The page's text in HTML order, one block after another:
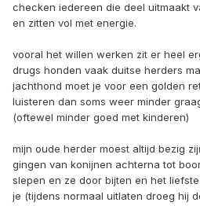
checken iedereen die deel uitmaakt
en zitten vol met energie.
vooral het willen werken zit er heel
drugs honden vaak duitse herders
jachthond moet je voor een golden
luisteren dan soms weer minder
(oftewel minder goed met kinderen)
mijn oude herder moest altijd bezig
gingen van konijnen achterna tot
slepen en ze door bijten en het
je (tijdens normaal uitlaten droeg hij